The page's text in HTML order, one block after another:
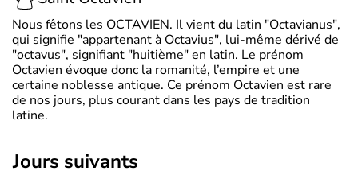
Nous fêtons les OCTAVIEN. Il vient du latin "Octavianus",
qui signifie "appartenant à Octavius", lui-même dérivé de
"octavus", signifiant "huitième" en latin. Le prénom
Octavien évoque donc la romanité, l’empire et une
certaine noblesse antique. Ce prénom Octavien est rare
de nos jours, plus courant dans les pays de tradition
latine.
jours suivants